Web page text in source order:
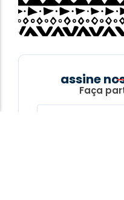
assine
Faça